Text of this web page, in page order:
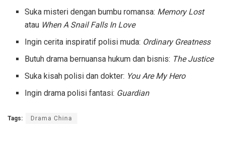
Suka misteri dengan bumbu romansa: Memory Lost
atau When A Snail Falls In Love
Ingin cerita inspiratif polisi muda: Ordinary Greatness
Butuh drama bernuansa hukum dan bisnis: The Justice
Suka kisah polisi dan dokter: You Are My Hero
Ingin drama polisi fantasi: Guardian
Tags: Drama China